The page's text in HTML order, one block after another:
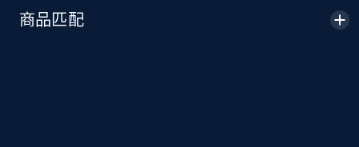
Amazon sellers info
商品匹配